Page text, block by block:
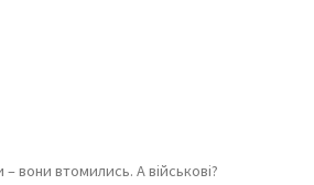
– вони втомились. А військові?